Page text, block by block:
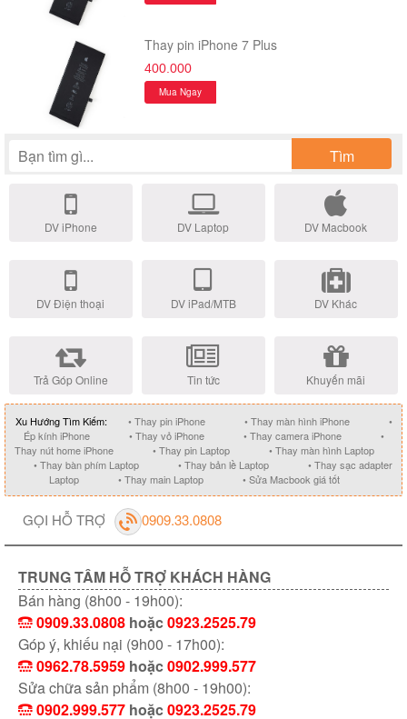
Thay pin iPhone 7 Plus
400.000
Mua Ngay
Tìm
DV iPhone DV Laptop DV Macbook
DV Điện thoại DV iPad/MTB DV Khác
Trả Góp Online Tin tức Khuyến mãi
Xu Hướng Tìm Kiếm: • Thay pin iPhone • Thay màn hình iPhone
•
Ép kính iPhone
• Thay vỏ iPhone • Thay camera iPhone
•
Thay nút home iPhone
• Thay pin Laptop
• Thay màn hình Laptop
• Thay bàn phím Laptop
• Thay bản lề Laptop
• Thay sạc adapter
Laptop
• Thay main Laptop • Sửa Macbook giá tốt
GỌI HỖ TRỢ 0909.33.0808
TRUNG TÂM HỖ TRỢ KHÁCH HÀNG
Bán hàng (8h00 - 19h00):
0909.33.0808 hoặc0923.2525.79
Góp ý, khiếu nại (9h00 - 17h00):
0962.78.5959 hoặc0902.999.577
Sửa chữa sản phẩm (8h00 - 19h00):
0902.999.577 hoặc0923.2525.79